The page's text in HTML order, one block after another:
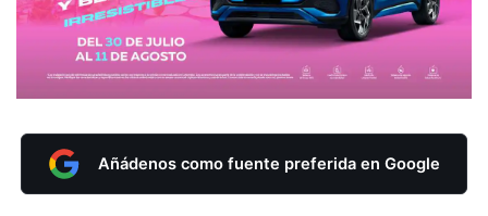
Añádenos como fuente preferida en Google